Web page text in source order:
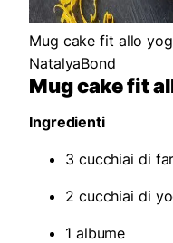
Mug cake fit allo
NatalyaBond
Mug cake fit
Ingredienti
3 cucchiai di
2 cucchiai di
1 albume